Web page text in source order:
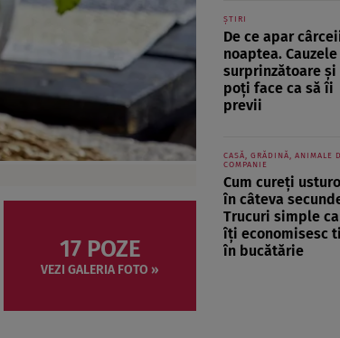
17 POZE
VEZI GALERIA FOTO »
ȘTIRI
De ce apar
noaptea. Cauzele
surprinzătoare și
poți face ca să îi
previi
CASĂ, GRĂDINĂ, ANIMALE
COMPANIE
Cum cureți
în câteva
Trucuri simple
îți economisesc
în bucătărie